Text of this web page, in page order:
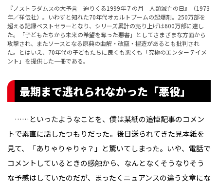
『ノストラダムスの大予言 迫りくる1999年７の月 人類滅亡の日』（1973
年／祥伝社）。いわずと知れた70年代オカルトブームの起爆剤。250万部を
超える記録ベストセラーとなり、シリーズ累計の売り上げは600万部に達し
た。「子どもたちから未来の希望を奪った悪書」としてさまざまな方面から
攻撃され、またソースとなる原典の曲解・改竄・捏造があるとも批判され
た。とはいえ、70年代の子どもたちに良くも悪くも「究極のエンターテイメ
ント」を提供した一冊である。
最期まで逃れられなかった「悪役」
……といったようなことを、僕は某紙の追悼記事のコメン
トで素直に話したつもりだった。後日送られてきた見本紙を
見て、「ありゃりゃりゃ？」と驚いてしまった。いや、電話で
コメントしているときの感触から、なんとなくそうなりそう
な予感はしていたのだが、まったくニュアンスの違う文章にな